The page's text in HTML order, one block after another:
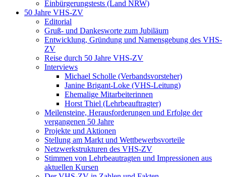
Einbürgerungstests (Land NRW)
50 Jahre VHS-ZV
Editorial
Gruß- und Dankesworte zum Jubiläum
Entwicklung, Gründung und Namensgebung des VHS-
ZV
Reise durch 50 Jahre VHS-ZV
Interviews
Michael Scholle (Verbandsvorsteher)
Janine Brigant-Loke (VHS-Leitung)
Ehemalige Mitarbeiterinnen
Horst Thiel (Lehrbeauftragter)
Meilensteine, Herausforderungen und Erfolge der
vergangenen 50 Jahre
Projekte und Aktionen
Stellung am Markt und Wettbewerbsvorteile
Netzwerkstrukturen des VHS-ZV
Stimmen von Lehrbeautragten und Impressionen aus
aktuellen Kursen